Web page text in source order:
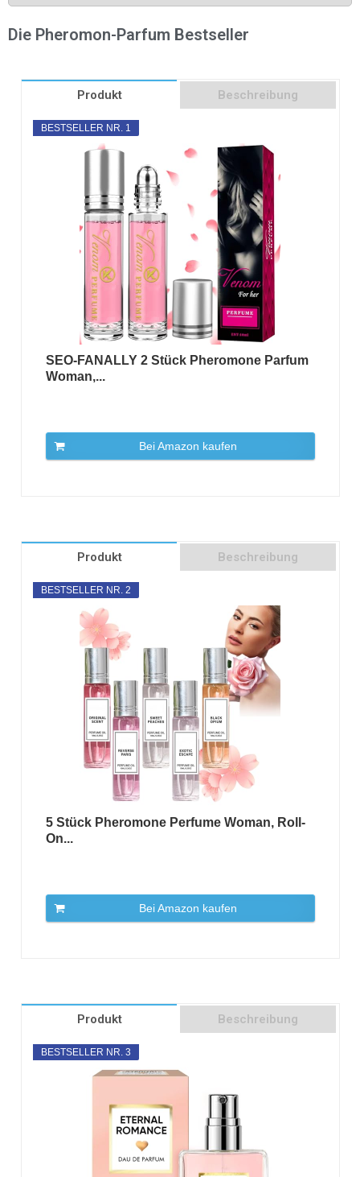
Die Pheromon-Parfum Bestseller
Produkt Beschreibung
BESTSELLER NR. 1
SEO-FANALLY 2 Stück Pheromone Parfum
Woman,...
Bei Amazon kaufen
Produkt Beschreibung
BESTSELLER NR. 2
5 Stück Pheromone Perfume Woman, Roll-
On...
Bei Amazon kaufen
Produkt Beschreibung
BESTSELLER NR. 3